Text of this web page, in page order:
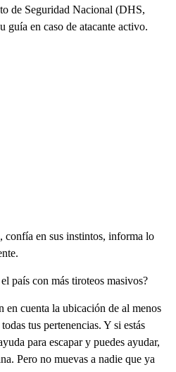
de Seguridad Nacional (DHS,
guía en caso de atacante activo.
confía en sus instintos, informa lo
país con más tiroteos masivos?
en cuenta la ubicación de al menos
tus pertenencias. Y si estás
para escapar y puedes ayudar,
Pero no muevas a nadie que ya